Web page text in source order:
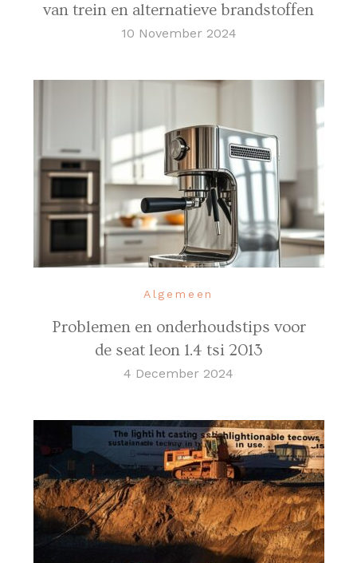
van trein en alternatieve brandstoffen
10 November 2024
Algemeen
Problemen en onderhoudstips voor
de seat leon 1.4 tsi 2013
4 December 2024